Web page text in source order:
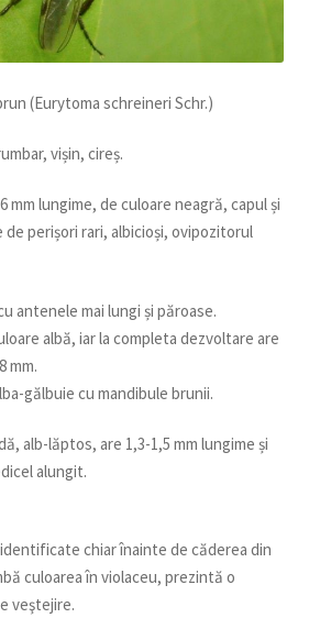
(Eurytoma schreineri Schr.)
vișin, cireș.
mm lungime, de culoare neagră, capul și
perișori rari, albicioși, ovipozitorul
antenele mai lungi și păroase.
albă, iar la completa dezvoltare are
mm.
gălbuie cu mandibule brunii.
alb-lăptos, are 1,3-1,5 mm lungime și
alungit.
chiar înainte de căderea din
culoarea în violaceu, prezintă o
veştejire.